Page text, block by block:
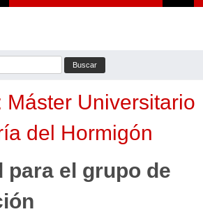
Máster Universitario
del Hormigón
para el grupo de